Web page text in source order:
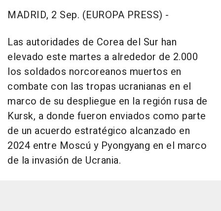
MADRID, 2 Sep. (EUROPA PRESS) -
Las autoridades de Corea del Sur han
elevado este martes a alrededor de 2.000
los soldados norcoreanos muertos en
combate con las tropas ucranianas en el
marco de su despliegue en la región rusa de
Kursk, a donde fueron enviados como parte
de un acuerdo estratégico alcanzado en
2024 entre Moscú y Pyongyang en el marco
de la invasión de Ucrania.